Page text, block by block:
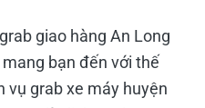
giao hàng An Long
bạn đến với thế
vụ grab xe máy huyện